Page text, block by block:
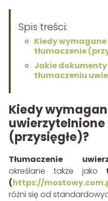
Spis treści:
Kiedy
tłumaczenie
Jakie
tłumaczeniu
Kiedy
uwierzytelnione
(przysięgłe)?
Tłumaczenie
określane także jako
(https://
różni się od